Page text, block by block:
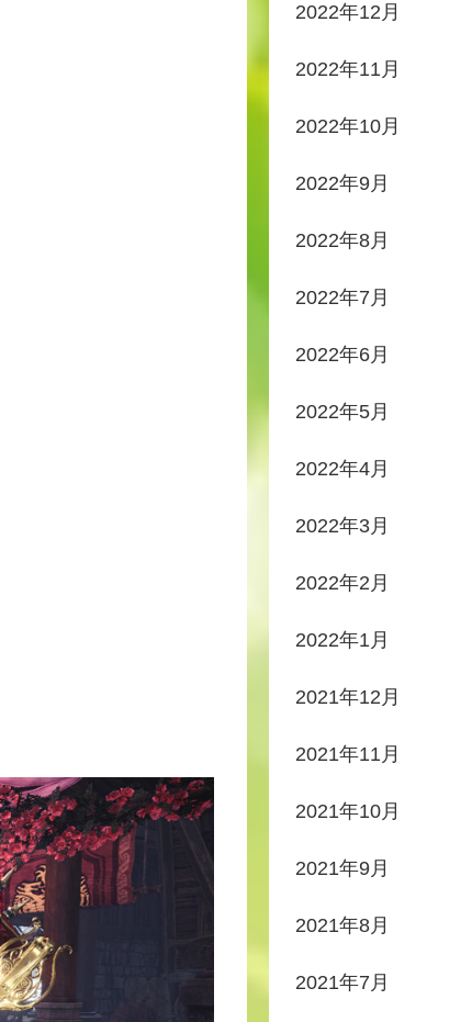
2022年12月
2022年11月
2022年10月
2022年9月
2022年8月
2022年7月
2022年6月
2022年5月
2022年4月
2022年3月
2022年2月
2022年1月
2021年12月
2021年11月
2021年10月
2021年9月
2021年8月
2021年7月